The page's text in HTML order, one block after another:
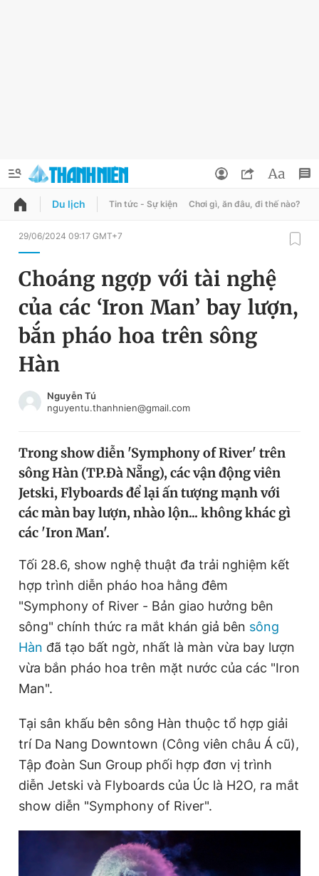
QUẢNG CÁO
Chuyên mục
Chuyên mục khác
Chào ngày mới
Tin thị trường Tin 360
Video Magazine
Sản phẩm khác
Tiện ích
Thông tin tòa soạn Liên hệ quảng cáo
Đọc Thanh Niên trên điện thoại
Theo dõi báo trên
Hotline
0906 645 777
Liên hệ quảng cáo
0908 780 404
Quảng cáo RSS Tòa soạn
Đổi mật khẩu
Tin đã lưu
Tin đã xem
Đăng xuất
Du lịch Tin tức - Sự kiện Chơi gì, ăn đâu, đi thế nào?
29/06/2024 09:17 GMT+7
Choáng ngợp với tài nghệ
của các ‘Iron Man’ bay lượn,
bắn pháo hoa trên sông
Hàn
Nguyễn Tú
nguyentu.thanhnien@gmail.com
Trong show diễn 'Symphony of River' trên
sông Hàn (TP.Đà Nẵng), các vận động viên
Jetski, Flyboards để lại ấn tượng mạnh với
các màn bay lượn, nhào lộn... không khác gì
các 'Iron Man'.
Tối 28.6, show nghệ thuật đa trải nghiệm kết
hợp trình diễn pháo hoa hằng đêm
"Symphony of River - Bản giao hưởng bên
sông" chính thức ra mắt khán giả bên sông
Hàn đã tạo bất ngờ, nhất là màn vừa bay lượn
vừa bắn pháo hoa trên mặt nước của các "Iron
Man".
Tại sân khấu bên sông Hàn thuộc tổ hợp giải
trí Da Nang Downtown (Công viên châu Á cũ),
Tập đoàn Sun Group phối hợp đơn vị trình
diễn Jetski và Flyboards của Úc là H2O, ra mắt
show diễn "Symphony of River".